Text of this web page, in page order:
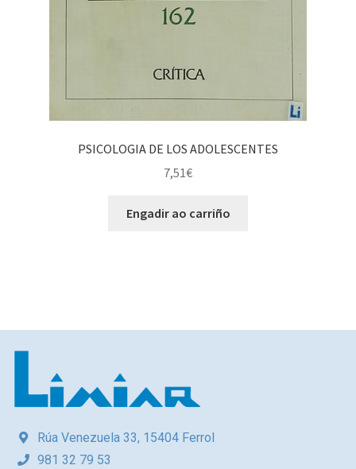
PSICOLOGIA DE LOS ADOLESCENTES
7,51€
Engadir ao carriño
Rúa Venezuela 33, 15404 Ferrol
981 32 79 53